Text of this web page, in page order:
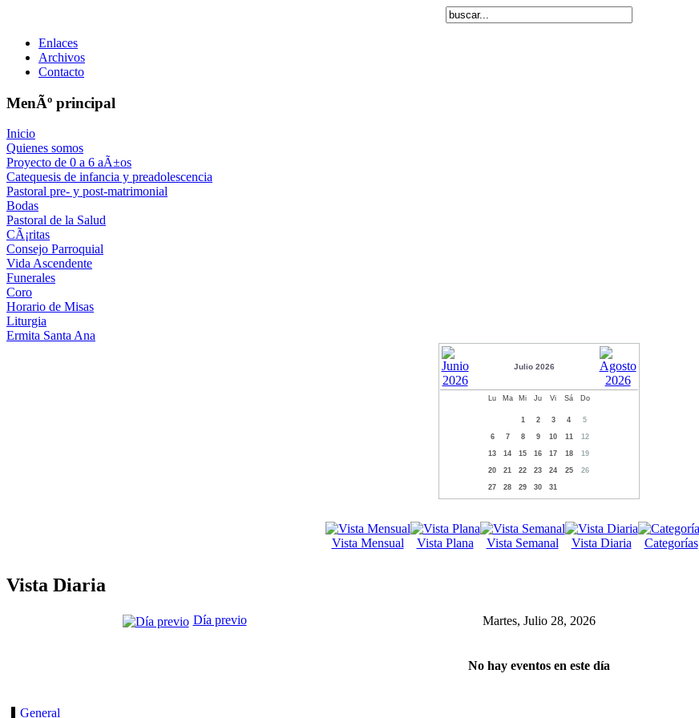
Enlaces
Archivos
Contacto
MenÃº principal
Inicio
Quienes somos
Proyecto de 0 a 6 aÃ±os
Catequesis de infancia y preadolescencia
Pastoral pre- y post-matrimonial
Bodas
Pastoral de la Salud
CÃ¡ritas
Consejo Parroquial
Vida Ascendente
Funerales
Coro
Horario de Misas
Liturgia
Ermita Santa Ana
Julio 2026
Lu Ma Mi Ju Vi Sá Do
1 2 3 4 5
6 7 8 9 10 11 12
13 14 15 16 17 18 19
20 21 22 23 24 25 26
27 28 29 30 31
Vista Mensual Vista Plana Vista Semanal Vista Diaria Categorías
Vista Diaria
Día previo Martes, Julio 28, 2026
No hay eventos en este día
General